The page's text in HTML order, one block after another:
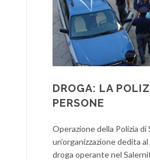
DROGA: LA
PERSONE
Operazione della Polizia
un’organizzazione dedita
droga operante nel